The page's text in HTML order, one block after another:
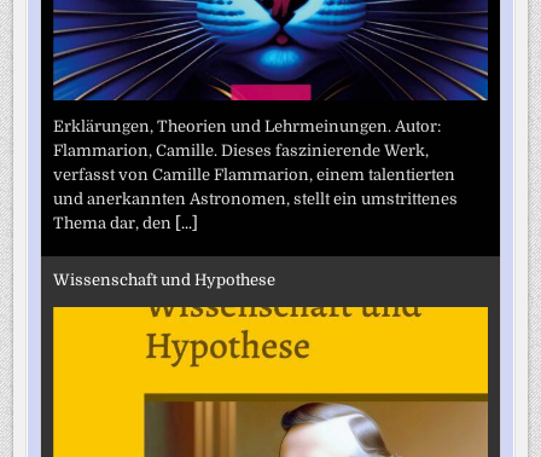
Erklärungen, Theorien und Lehrmeinungen. Autor:
Flammarion, Camille. Dieses faszinierende Werk,
verfasst von Camille Flammarion, einem talentierten
und anerkannten Astronomen, stellt ein umstrittenes
Thema dar, den [...]
Wissenschaft und Hypothese